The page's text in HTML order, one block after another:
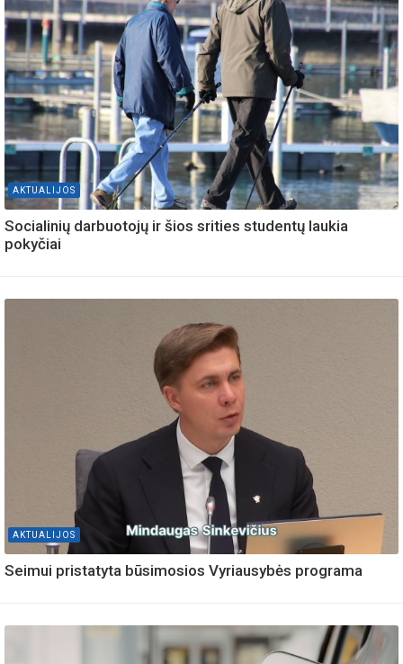
AKTUALIJOS
Socialinių darbuotojų ir šios srities studentų laukia
pokyčiai
AKTUALIJOS
Seimui pristatyta būsimosios Vyriausybės programa